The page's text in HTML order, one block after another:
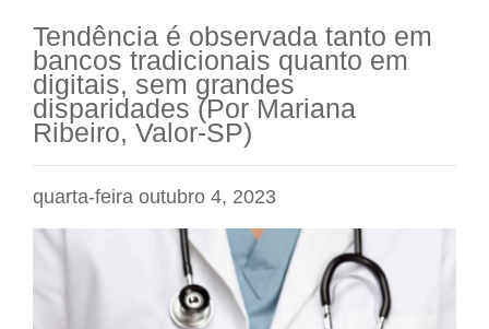
Tendência é observada tanto em
bancos tradicionais quanto em
digitais, sem grandes
disparidades (Por Mariana
Ribeiro, Valor-SP)
quarta-feira outubro 4, 2023